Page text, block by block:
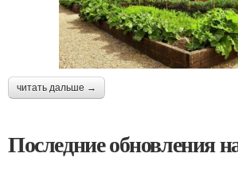
читать дальше →
Последние обновления